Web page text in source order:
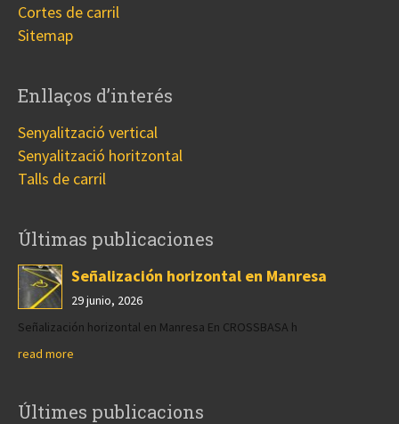
Cortes de carril
Sitemap
Enllaços d’interés
Senyalització vertical
Senyalització horitzontal
Talls de carril
Últimas publicaciones
Señalización horizontal en Manresa
29 junio, 2026
Señalización horizontal en Manresa En CROSSBASA h
read more
Últimes publicacions